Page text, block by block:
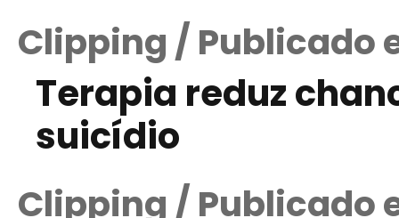
Clipping / Publicado
Terapia reduz
suicídio
Clipping / Publicado